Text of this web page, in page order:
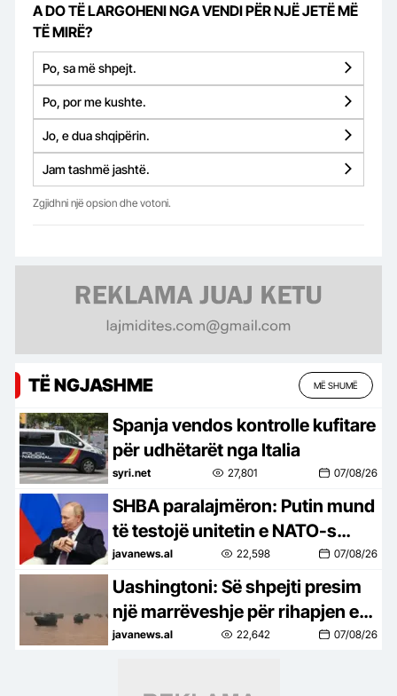
A DO TË LARGOHENI NGA VENDI PËR NJË JETË MË
TË MIRË?
Po, sa më shpejt.
Po, por me kushte.
Jo, e dua shqipërin.
Jam tashmë jashtë.
Zgjidhni një opsion dhe votoni.
TË NGJASHME MË SHUMË
Spanja vendos kontrolle kufitare
për udhëtarët nga Italia
syri.net 27,801 07/08/26
SHBA paralajmëron: Putin mund
të testojë unitetin e NATO-s
duke sulmuar një vend anëtar
javanews.al 22,598 07/08/26
Uashingtoni: Së shpejti presim
një marrëveshje për rihapjen e
Ngushticës së Hormuzit
javanews.al 22,642 07/08/26